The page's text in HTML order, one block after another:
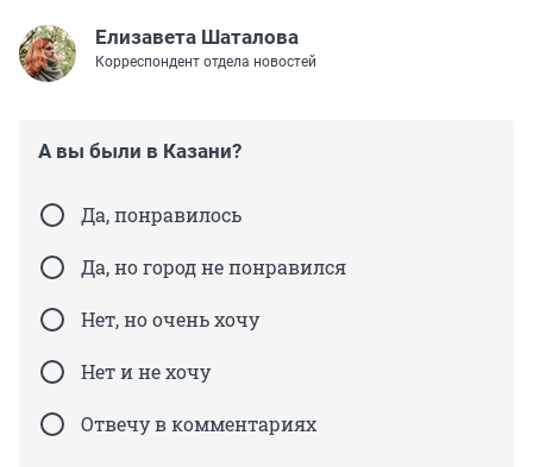
Елизавета Шаталова
Корреспондент отдела новостей
А вы были в Казани?
Да, понравилось
Да, но город не понравился
Нет, но очень хочу
Нет и не хочу
Отвечу в комментариях